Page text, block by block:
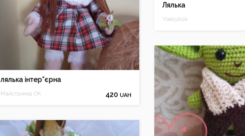
лялька інтер"єрна
Майстринка ОК 420UAH
Лялька
Ylaklybok